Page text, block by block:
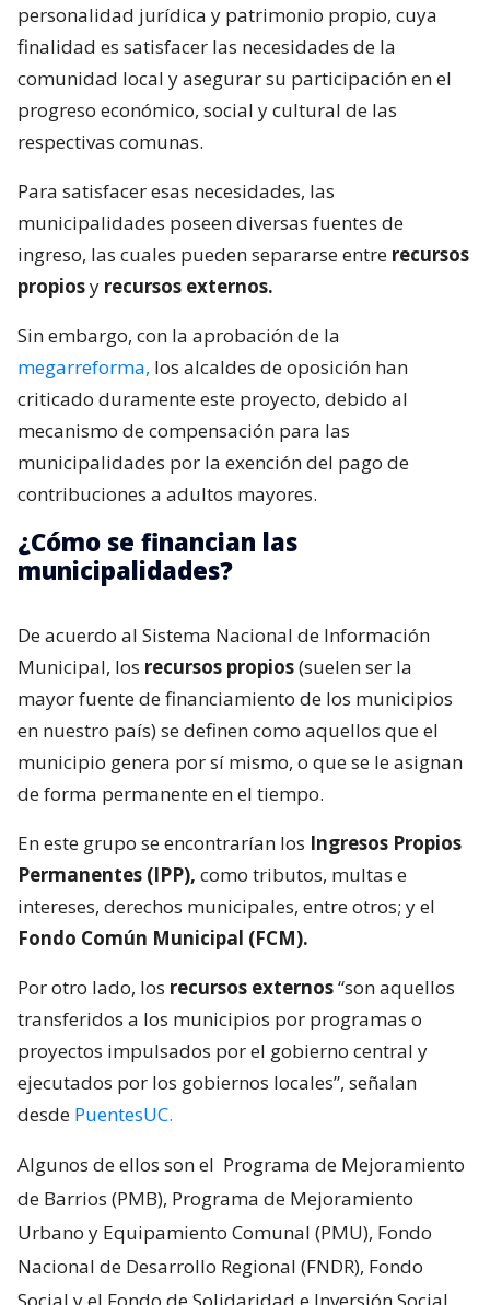
personalidad jurídica y patrimonio propio, cuya
finalidad es satisfacer las necesidades de la
comunidad local y asegurar su participación en el
progreso económico, social y cultural de las
respectivas comunas.
Para satisfacer esas necesidades, las
municipalidades poseen diversas fuentes de
ingreso, las cuales pueden separarse entre recursos
propiosy recursos externos.
Sin embargo, con la aprobación de la
megarreforma, los alcaldes de oposición han
criticado duramente este proyecto, debido al
mecanismo de compensación para las
municipalidades por la exención del pago de
contribuciones a adultos mayores.
¿Cómo se financian las
municipalidades?
De acuerdo al Sistema Nacional de Información
Municipal, los recursos propios(suelen ser la
mayor fuente de financiamiento de los municipios
en nuestro país) se definen como aquellos que el
municipio genera por sí mismo, o que se le asignan
de forma permanente en el tiempo.
En este grupo se encontrarían los Ingresos Propios
Permanentes (IPP), como tributos, multas e
intereses, derechos municipales, entre otros; y el
Fondo Común Municipal (FCM).
Por otro lado, los recursos externos“son aquellos
transferidos a los municipios por programas o
proyectos impulsados por el gobierno central y
ejecutados por los gobiernos locales”, señalan
desde PuentesUC.
Algunos de ellos son el Programa de Mejoramiento
de Barrios (PMB), Programa de Mejoramiento
Urbano y Equipamiento Comunal (PMU), Fondo
Nacional de Desarrollo Regional (FNDR), Fondo
Social y el Fondo de Solidaridad e Inversión Social